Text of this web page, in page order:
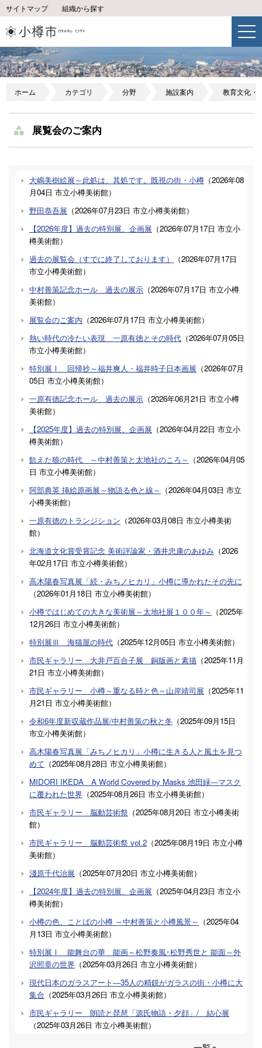
サイトマップ 組織から探す
ホーム カテゴリ 分野 施設案内 教育文化・
展覧会のご案内
大嶋美樹絵展～此処は、其処です。既視の街・小樽 （2026年08
月04日 市立小樽美術館）
野田恭吾展 （2026年07月23日 市立小樽美術館）
【2026年度】過去の特別展、企画展 （2026年07月17日 市立小
樽美術館）
過去の展覧会（すでに終了しております）
（2026年07月17日
市立小樽美術館）
中村善策記念ホール 過去の展示 （2026年07月17日 市立小樽
美術館）
展覧会のご案内 （2026年07月17日 市立小樽美術館）
熱い時代の冷たい表現 一原有徳とその時代 （2026年07月05日
市立小樽美術館）
特別展Ⅰ 回帰抄～福井爽人・福井時子日本画展 （2026年07月
05日 市立小樽美術館）
一原有徳記念ホール 過去の展示 （2026年06月21日 市立小樽
美術館）
【2025年度】過去の特別展、企画展 （2026年04月22日 市立小
樽美術館）
飢えた狼の時代 ～中村善策と太地社のころ～ （2026年04月05
日 市立小樽美術館）
阿部典英 挿絵原画展～物語る色と線～ （2026年04月03日 市立
小樽美術館）
一原有徳のトランジション （2026年03月08日 市立小樽美術
館）
北海道文化賞受賞記念 美術評論家・酒井忠康のあゆみ （2026
年02月17日 市立小樽美術館）
高木陽春写真展「続・みちノヒカリ」小樽に導かれたその先に
（2026年01月18日 市立小樽美術館）
小樽ではじめての大きな美術展～太地社展１００年～ （2025年
12月26日 市立小樽美術館）
特別展Ⅲ 海猫屋の時代 （2025年12月05日 市立小樽美術館）
市民ギャラリー 大井戸百合子展 銅版画と素描 （2025年11月
21日 市立小樽美術館）
市民ギャラリー 小樽～重なる時と色～山岸靖司展 （2025年11
月21日 市立小樽美術館）
令和6年度新収蔵作品展/中村善策の秋と冬 （2025年09月15日
市立小樽美術館）
高木陽春写真展「みちノヒカリ」小樽に生きる人と風土を見つ
めて （2025年08月28日 市立小樽美術館）
MIDORI IKEDA A World Covered by Masks 池田緑―マスク
に覆われた世界 （2025年08月26日 市立小樽美術館）
市民ギャラリー 脳動芸術祭 （2025年08月20日 市立小樽美術
館）
市民ギャラリー 脳動芸術祭 vol.2 （2025年08月19日 市立小樽
美術館）
淺原千代治展 （2025年07月20日 市立小樽美術館）
【2024年度】過去の特別展、企画展 （2025年04月23日 市立小
樽美術館）
小樽の色、ことばの小樽 ～中村善策と小樽風景～ （2025年04
月13日 市立小樽美術館）
特別展Ⅰ 能舞台の華 能画～松野奏風･松野秀世と 能面～外
沢照章の世界 （2025年03月26日 市立小樽美術館）
現代日本のガラスアート―35人の精鋭がガラスの街・小樽に大
集合 （2025年03月26日 市立小樽美術館）
市民ギャラリー 朗読と琵琶「源氏物語・夕顔」/ 結心展
（2025年03月26日 市立小樽美術館）